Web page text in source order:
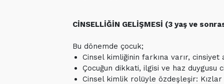
CİNSELLİĞİN GELİŞMESİ (3 yaş ve
Bu dönemde çocuk;
Cinsel kimliğinin farkına varır, cinsiyet
Çocuğun dikkati, ilgisi ve haz duygusu
Cinsel kimlik rolüyle özdeşleşir: